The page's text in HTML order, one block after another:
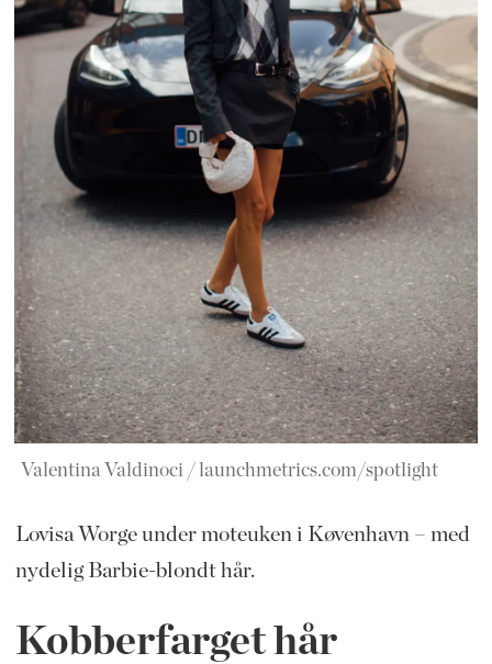
Valentina Valdinoci / launchmetrics.com/spotlight
Lovisa Worge under moteuken i Køvenhavn – med
nydelig Barbie-blondt hår.
Kobberfarget hår